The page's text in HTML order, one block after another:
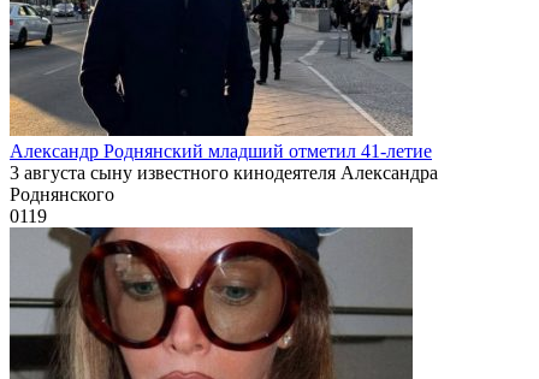
Александр Роднянский младший отметил 41-летие
3 августа сыну известного кинодеятеля Александра
Роднянского
0119